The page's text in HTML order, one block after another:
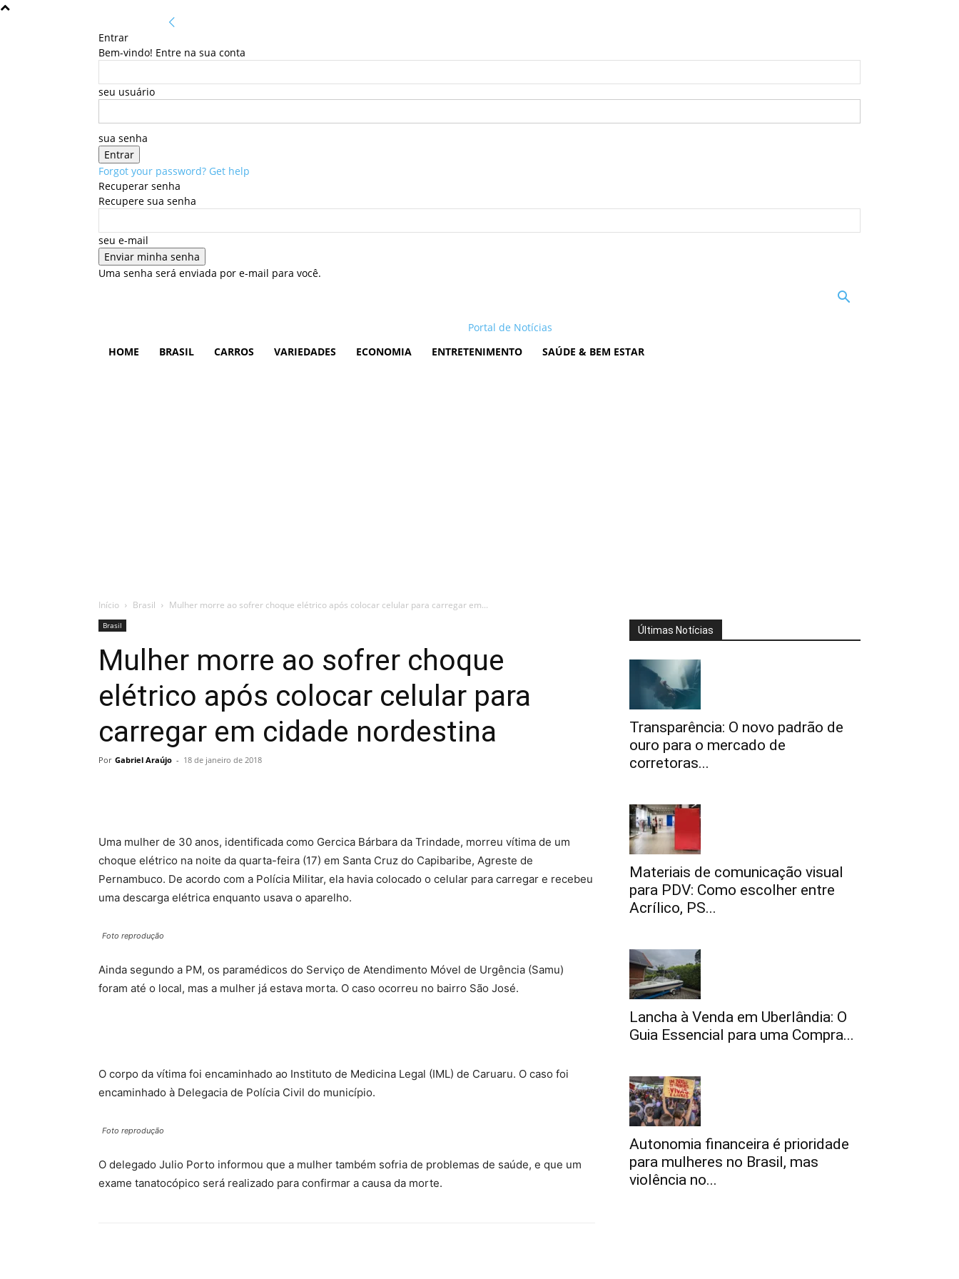
Entrar
Bem-vindo! Entre na sua conta
seu usuário
sua senha
Forgot your password? Get help
Recuperar senha
Recupere sua senha
seu e-mail
Uma senha será enviada por e-mail para você.
Portal de Notícias
HOME
BRASIL CARROS VARIEDADES ECONOMIA ENTRETENIMENTO SAÚDE & BEM ESTAR
Início Brasil Mulher morre ao sofrer choque elétrico após colocar celular para carregar em...
Brasil
Mulher morre ao sofrer choque
elétrico após colocar celular para
carregar em cidade nordestina
Por Gabriel Araújo - 18 de janeiro de 2018
Uma mulher de 30 anos, identificada como Gercica Bárbara da Trindade, morreu vítima de um
choque elétrico na noite da quarta-feira (17) em Santa Cruz do Capibaribe, Agreste de
Pernambuco. De acordo com a Polícia Militar, ela havia colocado o celular para carregar e recebeu
uma descarga elétrica enquanto usava o aparelho.
Foto reprodução
Ainda segundo a PM, os paramédicos do Serviço de Atendimento Móvel de Urgência (Samu)
foram até o local, mas a mulher já estava morta. O caso ocorreu no bairro São José.
O corpo da vítima foi encaminhado ao Instituto de Medicina Legal (IML) de Caruaru. O caso foi
encaminhado à Delegacia de Polícia Civil do município.
Foto reprodução
O delegado Julio Porto informou que a mulher também sofria de problemas de saúde, e que um
exame tanatocópico será realizado para confirmar a causa da morte.
Últimas Notícias
Transparência: O novo padrão de
ouro para o mercado de
corretoras...
Materiais de comunicação visual
para PDV: Como escolher entre
Acrílico, PS...
Lancha à Venda em Uberlândia: O
Guia Essencial para uma Compra...
Autonomia financeira é prioridade
para mulheres no Brasil, mas
violência no...